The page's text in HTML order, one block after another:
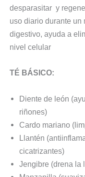
desparasitar y
uso diario durante un
digestivo, ayuda a
nivel celular
TÉ BÁSICO:
Diente de león
riñones)
Cardo mariano
Llantén
cicatrizantes)
Jengibre (drena la